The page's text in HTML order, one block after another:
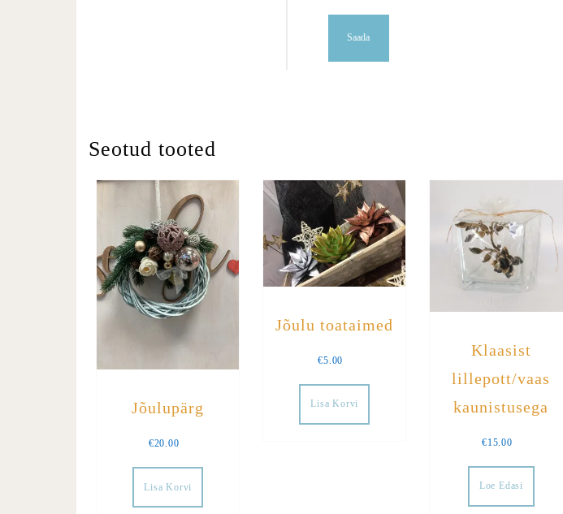
Seotud tooted
Jõulupärg
€20.00
Lisa Korvi
Jõulu toataimed
€5.00
Lisa Korvi
Klaasist
lillepott/vaas
kaunistusega
€15.00
Loe Edasi